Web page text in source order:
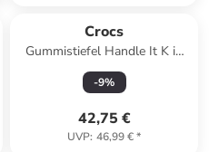
Crocs
Gummistiefel Handle It K in
pink in pink
-9%
42,75 €
UVP: 46,99 €*